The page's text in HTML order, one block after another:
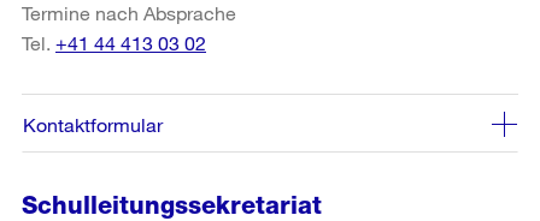
Termine nach Absprache
Tel. +41 44 413 03 02
Kontaktformular
Schulleitungssekretariat